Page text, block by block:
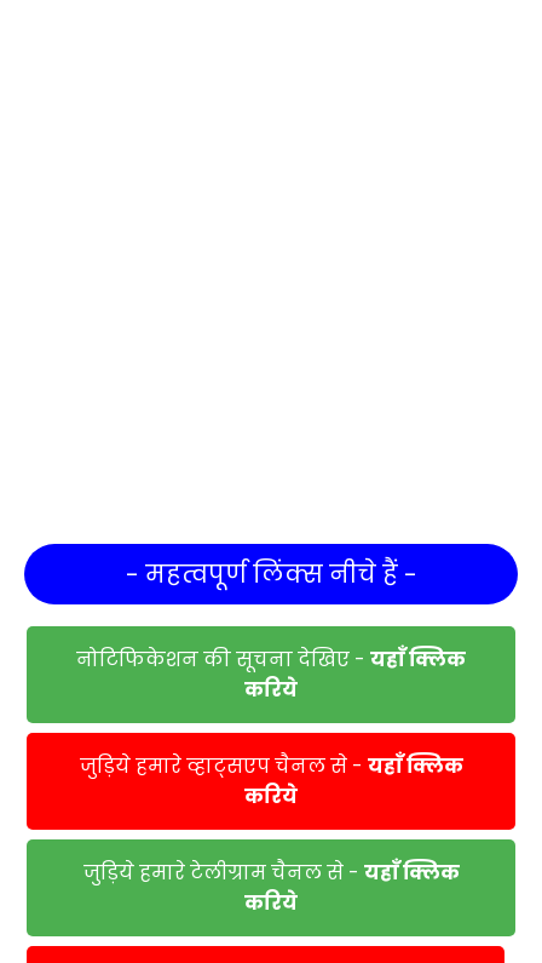
- महत्वपूर्ण लिंक्स नीचे हैं -
नोटिफिकेशन की सूचना देखिए - यहाँ क्लिक
करिये
जुड़िये हमारे व्हाट्सएप चैनल से - यहाँ क्लिक
करिये
जुड़िये हमारे टेलीग्राम चैनल से - यहाँ क्लिक
करिये